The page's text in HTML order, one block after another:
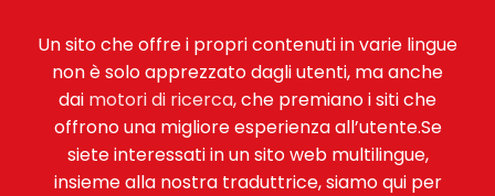
Un sito che offre i propri contenuti in varie lingue
non è solo apprezzato dagli utenti, ma anche
dai motori di ricerca, che premiano i siti che
offrono una migliore esperienza all’utente.Se
siete interessati in un sito web multilingue,
insieme alla nostra traduttrice, siamo qui per